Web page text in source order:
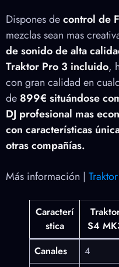
Dispones decontrol de
mezclas sean mas
de sonido de alta
Traktor Pro 3 incluido,
con gran calidad en
de 899€ situándose
DJ profesional mas
con características
otras compañías.
Más información |
Caracterí
stica
S4
Canales
4